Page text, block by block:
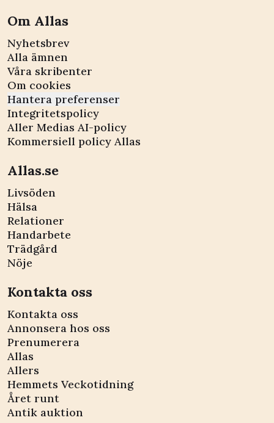
Om Allas
Nyhetsbrev
Alla ämnen
Våra skribenter
Om cookies
Hantera preferenser
Integritetspolicy
Aller Medias AI-policy
Kommersiell policy Allas
Allas.se
Livsöden
Hälsa
Relationer
Handarbete
Trädgård
Nöje
Kontakta oss
Kontakta oss
Annonsera hos oss
Prenumerera
Allas
Allers
Hemmets Veckotidning
Året runt
Antik auktion